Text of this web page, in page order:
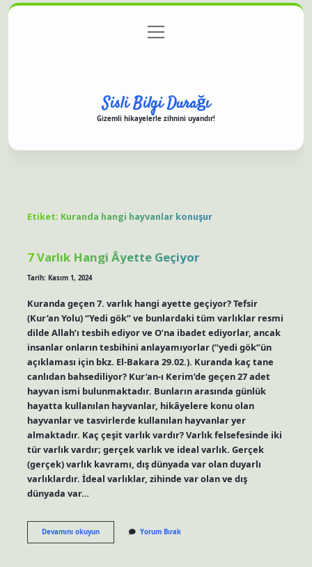
Gizlilik Politikası
menüyü
aç
Sisli Bilgi Durağı
Gizemli hikayelerle zihnini uyandır!
Etiket: Kuranda hangi hayvanlar konuşur
7 Varlık Hangi Âyette Geçiyor
Tarih: Kasım 1, 2024
Kuranda geçen 7. varlık hangi ayette geçiyor? Tefsir
(Kur’an Yolu) “Yedi gök” ve bunlardaki tüm varlıklar resmi
dilde Allah’ı tesbih ediyor ve O’na ibadet ediyorlar, ancak
insanlar onların tesbihini anlayamıyorlar (“yedi gök”ün
açıklaması için bkz. El-Bakara 29.02.). Kuranda kaç tane
canlıdan bahsediliyor? Kur’an-ı Kerim’de geçen 27 adet
hayvan ismi bulunmaktadır. Bunların arasında günlük
hayatta kullanılan hayvanlar, hikâyelere konu olan
hayvanlar ve tasvirlerde kullanılan hayvanlar yer
almaktadır. Kaç çeşit varlık vardır? Varlık felsefesinde iki
tür varlık vardır; gerçek varlık ve ideal varlık. Gerçek
(gerçek) varlık kavramı, dış dünyada var olan duyarlı
varlıklardır. İdeal varlıklar, zihinde var olan ve dış
dünyada var…
Devamını okuyun7
Varlık
Yorum Bırak